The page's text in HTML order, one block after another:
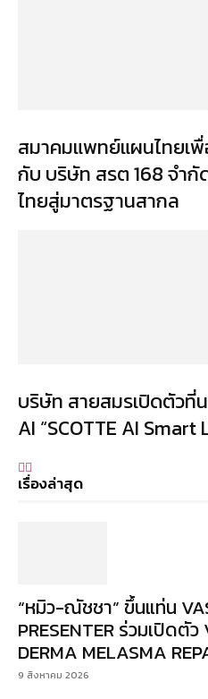
สมาคมแพทย์แผนไทยเ
กับ บริษัท สรต 168 จำ
ไทยสู่มาตรฐานสากล
บริษัท สายสมรเปิดตัวที่
AI “SCOTTE AI
เรื่องล่าสุด
“หมิว-ณัชชา” ขึ้นแท่น
PRESENTER ร่วมเปิดตั
DERMA MELASMA
9 สิงหาคม 2026